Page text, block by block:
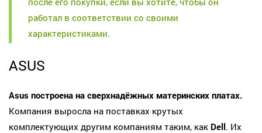
работал в соответствии со своими
характеристиками.
ASUS
Asus построена на сверхнадёжных материнских платах.
Компания выросла на поставках крутых
комплектующих другим компаниям таким, как Dell. Их